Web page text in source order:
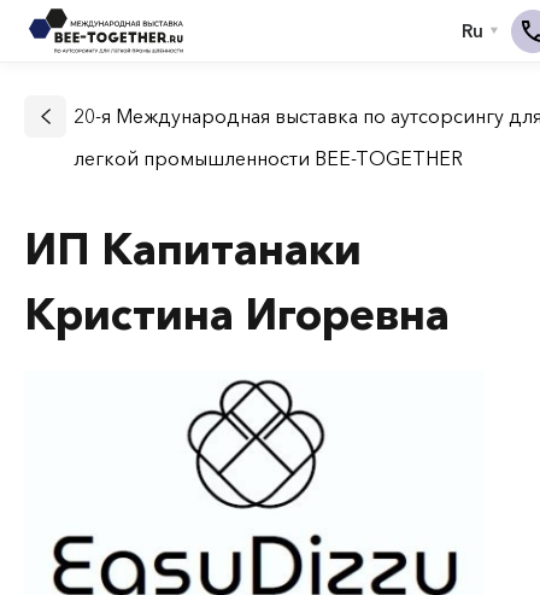
20-я Международная выставка по аутсорсингу
легкой промышленности BEE-TOGETHER
ИП Капитанаки
Кристина Игоревна